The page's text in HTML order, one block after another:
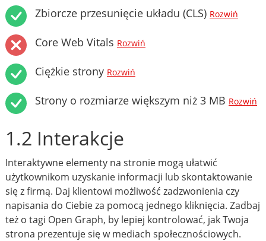
Zbiorcze przesunięcie układu (CLS) Rozwiń
Core Web Vitals Rozwiń
Ciężkie strony Rozwiń
Strony o rozmiarze większym niż 3 MB Rozwiń
1.2 Interakcje
Interaktywne elementy na stronie mogą ułatwić
użytkownikom uzyskanie informacji lub skontaktowanie
się z firmą. Daj klientowi możliwość zadzwonienia czy
napisania do Ciebie za pomocą jednego kliknięcia. Zadbaj
też o tagi Open Graph, by lepiej kontrolować, jak Twoja
strona prezentuje się w mediach społecznościowych.